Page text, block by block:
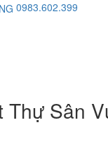
0983.602.399
Sân